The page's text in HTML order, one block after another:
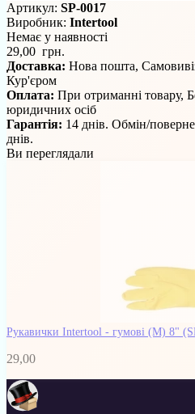
Артикул: SP-0017
Виробник: Intertool
Немає у наявності
29,00 грн.
Доставка: Нова пошта,
Кур'єром
Оплата: При отриманні товару,
юридичних осіб
Гарантія: 14 днів. Обмін/
днів.
Ви переглядали
Рукавички Intertool - гумові (M) 8"
29,00